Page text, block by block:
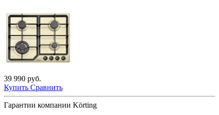
39 990 руб.
Купить Сравнить
Гарантии компании Körting